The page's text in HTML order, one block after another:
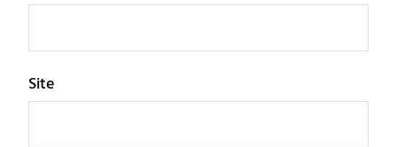
Site